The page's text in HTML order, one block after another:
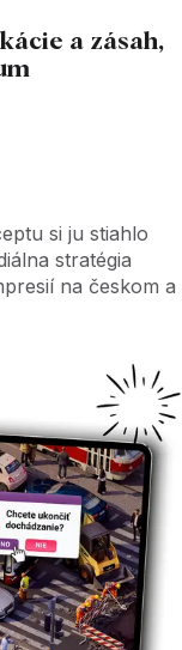
a zásah,
si ju stiahlo
stratégia
na českom a